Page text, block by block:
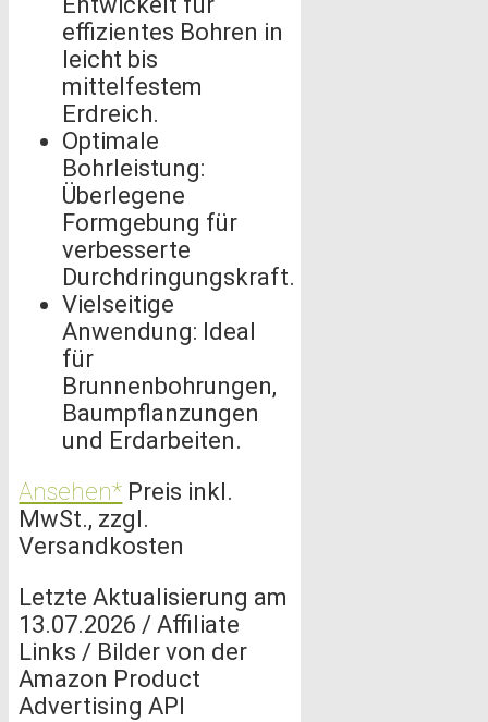
effizientes Bohren in
leicht bis
mittelfestem
Erdreich.
Optimale
Bohrleistung:
Überlegene
Formgebung für
verbesserte
Durchdringungskraft.
Vielseitige
Anwendung: Ideal
für
Brunnenbohrungen,
Baumpflanzungen
und Erdarbeiten.
Ansehen* Preis inkl.
MwSt., zzgl.
Versandkosten
Letzte Aktualisierung am
13.07.2026 / Affiliate
Links / Bilder von der
Amazon Product
Advertising API